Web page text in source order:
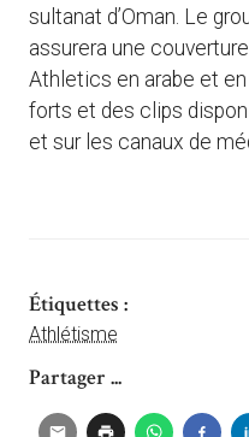
sultanat d’Oman. Le
assurera une
Athletics en arabe et
forts et des clips
et sur les canaux de
Étiquettes :
Athlétisme
Partager ...